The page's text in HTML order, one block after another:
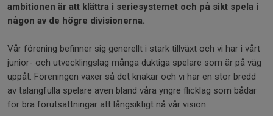
ambitionen är att klättra i seriesystemet och på sikt spela i
någon av de högre divisionerna.
Vår förening befinner sig generellt i stark tillväxt och vi har i vårt
junior- och utvecklingslag många duktiga spelare som är på väg
uppåt. Föreningen växer så det knakar och vi har en stor bredd
av talangfulla spelare även bland våra yngre flicklag som bådar
för bra förutsättningar att långsiktigt nå vår vision.